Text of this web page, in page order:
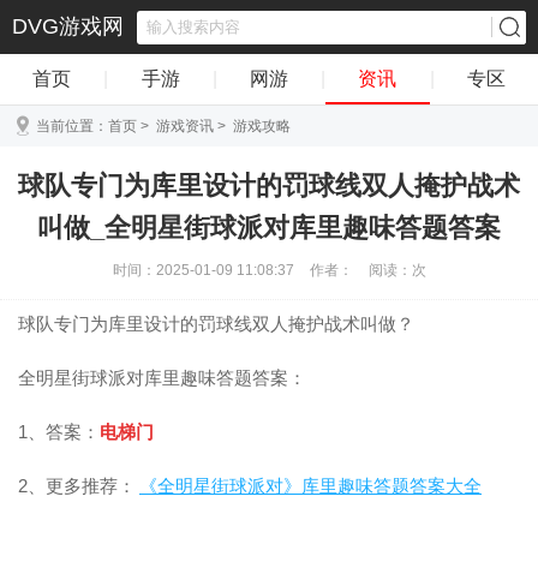
DVG游戏网
首页 手游 网游 资讯 专区
当前位置： 首页 > 游戏资讯 > 游戏攻略
球队专门为库里设计的罚球线双人掩护战术
叫做_全明星街球派对库里趣味答题答案
时间：2025-01-09 11:08:37 作者： 阅读： 次
球队专门为库里设计的罚球线双人掩护战术叫做？
全明星街球派对库里趣味答题答案：
1、答案： 电梯门
2、更多推荐： 《全明星街球派对》库里趣味答题答案大全